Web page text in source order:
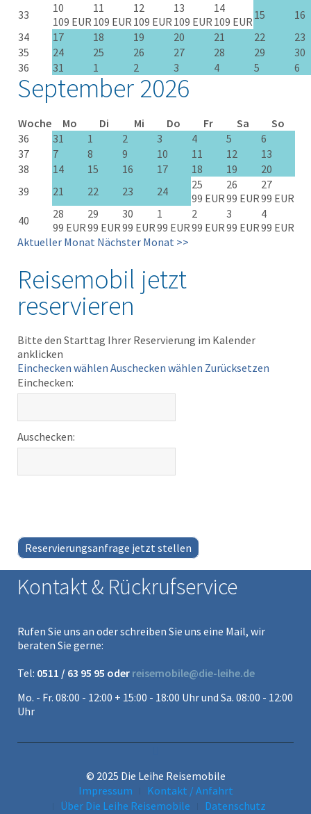
33
10
109 EUR
11
109 EUR
12
109 EUR
13
109 EUR
14
109 EUR 15
16
34
17 18 19 20 21 22
23
35
24 25 26 27 28 29
30
36
31 1 2 3 4 5 6
September 2026
Woche Mo Di Mi Do Fr Sa
So
36
31 1 2 3 4 5
6
37
7 8 9 10 11 12
13
38
14 15 16 17 18 19
20
39
21 22 23 24
25
99 EUR
26
99 EUR
27
99 EUR
40
28
99 EUR
29
99 EUR
30
99 EUR
1
99 EUR
2
99 EUR
3
99 EUR
4
99 EUR
Aktueller Monat Nächster Monat >>
Reisemobil jetzt
reservieren
Bitte den Starttag Ihrer Reservierung im Kalender
anklicken
Einchecken wählen Auschecken wählen Zurücksetzen
Einchecken:
Auschecken:
Reservierungsanfrage jetzt stellen
Kontakt & Rückrufservice
Rufen Sie uns an oder schreiben Sie uns eine Mail, wir
beraten Sie gerne:
Tel: 0511 / 63 95 95 oder reisemobile@die-leihe.de
Mo. - Fr. 08:00 - 12:00 + 15:00 - 18:00 Uhr und Sa. 08:00 - 12:00
Uhr
© 2025 Die Leihe Reisemobile
Impressum
Kontakt / Anfahrt
Über Die Leihe Reisemobile
Datenschutz